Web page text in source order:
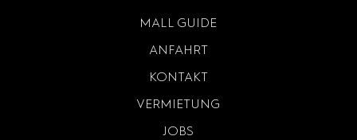
MALL GUIDE
ANFAHRT
KONTAKT
VERMIETUNG
JOBS